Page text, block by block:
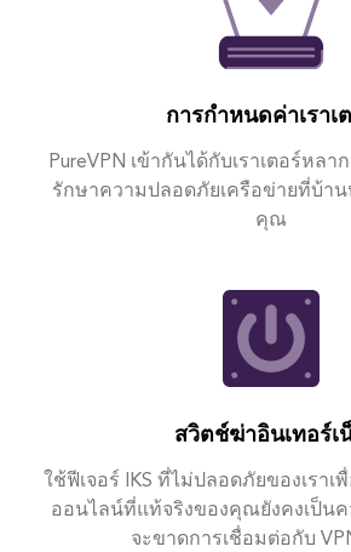
การกำหนดค่าเราเ
PureVPN เข้ากันได้กับเราเตอร์หลา
รักษาความปลอดภัยเครือข่ายที่บ้า
คุณ
สวิตช์ฆ่าอินเทอร์เ
ใช้ฟีเจอร์ IKS ที่ไม่ปลอดภัยของเราเ
ออนไลน์ที่แท้จริงของคุณยังคงเป็น
จะขาดการเชื่อมต่อกับ